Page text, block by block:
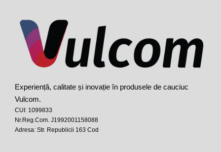
Experiență, calitate și inovație în produsele de cauciuc
Vulcom.
CUI: 1099833
Nr.Reg.Com. J1992001158088
Adresa: Str. Republicii 163 Cod